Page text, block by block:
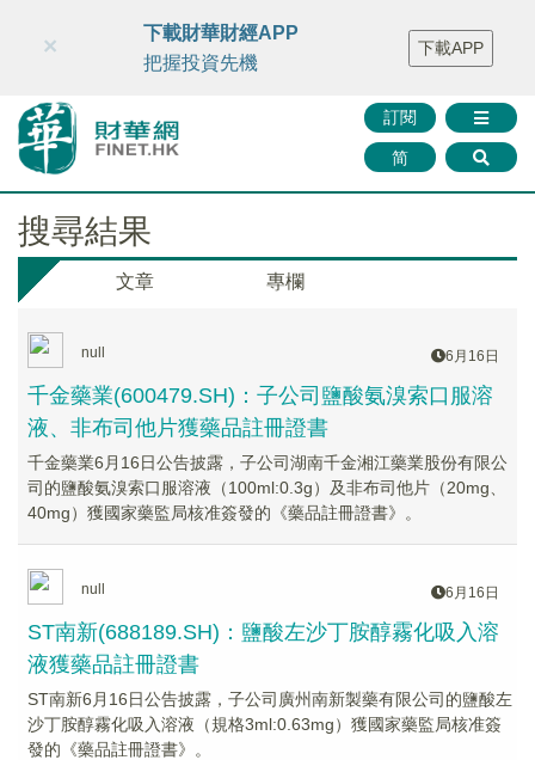
財華智庫網 FINTV FINMETA 財華證券 媒體矩陣
智庫沙龍
聯絡我們
訂閱
简
×
下載財華財經APP
把握投資先機
下載APP
搜尋結果
文章 專欄
null 6月16日
千金藥業(600479.SH)：子公司鹽酸氨溴索口服溶
液、非布司他片獲藥品註冊證書
千金藥業6月16日公告披露，子公司湖南千金湘江藥業股份有限公
司的鹽酸氨溴索口服溶液（100ml:0.3g）及非布司他片（20mg、
40mg）獲國家藥監局核准簽發的《藥品註冊證書》。
null 6月16日
ST南新(688189.SH)：鹽酸左沙丁胺醇霧化吸入溶
液獲藥品註冊證書
ST南新6月16日公告披露，子公司廣州南新製藥有限公司的鹽酸左
沙丁胺醇霧化吸入溶液（規格3ml:0.63mg）獲國家藥監局核准簽
發的《藥品註冊證書》。